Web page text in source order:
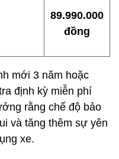
89.990.000
đồng
mới 3 năm hoặc
định kỳ miễn phí
rằng chế độ bảo
và tăng thêm sự yên
xe.